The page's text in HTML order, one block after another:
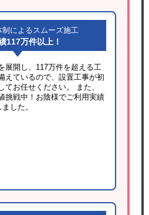
制によるスムーズ施工
117万件以上！
展開し、117万件を超える工
えているので、設置工事が初
てお任せください。 また、
挑戦中！お陰様でご利用実績
した。